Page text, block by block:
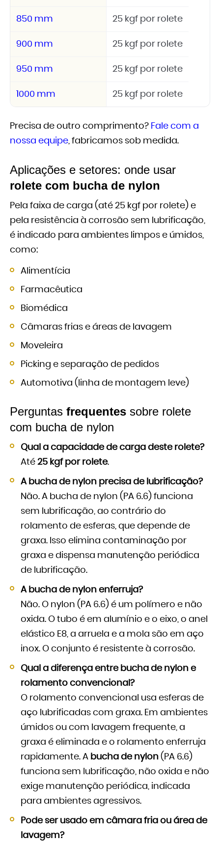
850 mm 25 kgf por rolete
900 mm 25 kgf por rolete
950 mm 25 kgf por rolete
1000 mm 25 kgf por rolete
Precisa de outro comprimento? Fale com a
nossa equipe, fabricamos sob medida.
Aplicações e setores: onde usar
rolete com bucha de nylon
Pela faixa de carga (até 25 kgf por rolete) e
pela resistência à corrosão sem lubrificação,
é indicado para ambientes limpos e úmidos,
como:
Alimentícia
Farmacêutica
Biomédica
Câmaras frias e áreas de lavagem
Moveleira
Picking e separação de pedidos
Automotiva (linha de montagem leve)
Perguntas frequentes sobre rolete
com bucha de nylon
Qual a capacidade de carga deste rolete?
Até 25 kgf por rolete.
A bucha de nylon precisa de lubrificação?
Não. A bucha de nylon (PA 6.6) funciona
sem lubrificação, ao contrário do
rolamento de esferas, que depende de
graxa. Isso elimina contaminação por
graxa e dispensa manutenção periódica
de lubrificação.
A bucha de nylon enferruja?
Não. O nylon (PA 6.6) é um polímero e não
oxida. O tubo é em alumínio e o eixo, o anel
elástico E8, a arruela e a mola são em aço
inox. O conjunto é resistente à corrosão.
Qual a diferença entre bucha de nylon e
rolamento convencional?
O rolamento convencional usa esferas de
aço lubrificadas com graxa. Em ambientes
úmidos ou com lavagem frequente, a
graxa é eliminada e o rolamento enferruja
rapidamente. A bucha de nylon (PA 6.6)
funciona sem lubrificação, não oxida e não
exige manutenção periódica, indicada
para ambientes agressivos.
Pode ser usado em câmara fria ou área de
lavagem?